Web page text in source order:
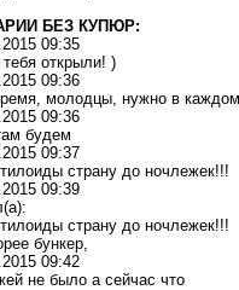
БЕЗ КУПЮР:
09:35
открыли! )
09:36
молодцы, нужно в
09:36
будем
09:37
страну до ночлежек!!!
09:39
a):
страну до ночлежек!!!
бункер,
09:42
не было а сейчас что